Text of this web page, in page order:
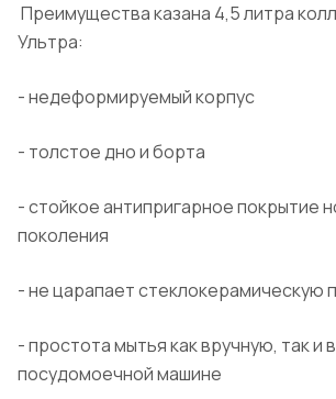
Преимущества казана 4,5 литра
Ультра:
- недеформируемый корпус
- толстое дно и борта
- стойкое антипригарное покрытие
поколения
- не царапает стеклокерамическую
- простота мытья как вручную, так и в
посудомоечной машине